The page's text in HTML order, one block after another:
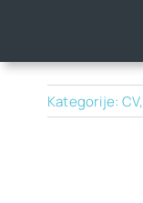
Kategorije: CV,